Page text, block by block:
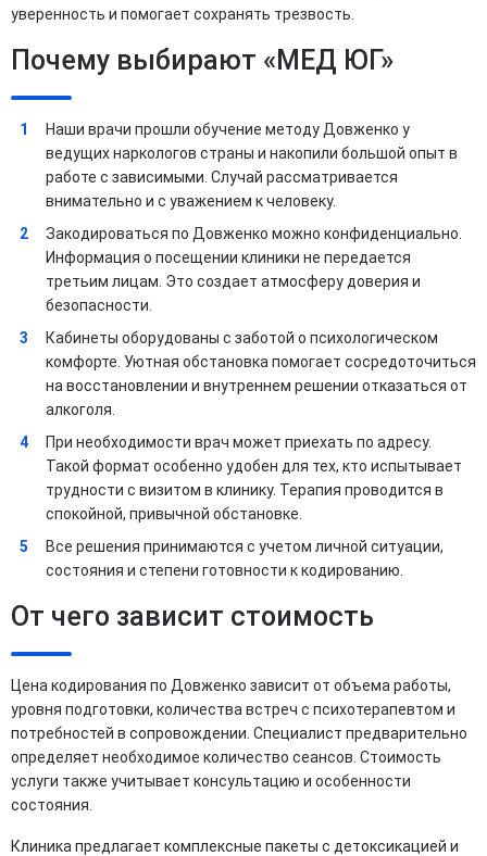
уверенность и помогает сохранять трезвость.
Почему выбирают «МЕД ЮГ»
Наши врачи прошли обучение методу Довженко у
ведущих наркологов страны и накопили большой опыт в
работе с зависимыми. Случай рассматривается
внимательно и с уважением к человеку.
Закодироваться по Довженко можно конфиденциально.
Информация о посещении клиники не передается
третьим лицам. Это создает атмосферу доверия и
безопасности.
Кабинеты оборудованы с заботой о психологическом
комфорте. Уютная обстановка помогает сосредоточиться
на восстановлении и внутреннем решении отказаться от
алкоголя.
При необходимости врач может приехать по адресу.
Такой формат особенно удобен для тех, кто испытывает
трудности с визитом в клинику. Терапия проводится в
спокойной, привычной обстановке.
Все решения принимаются с учетом личной ситуации,
состояния и степени готовности к кодированию.
От чего зависит стоимость
Цена кодирования по Довженко зависит от объема работы,
уровня подготовки, количества встреч с психотерапевтом и
потребностей в сопровождении. Специалист предварительно
определяет необходимое количество сеансов. Стоимость
услуги также учитывает консультацию и особенности
состояния.
Клиника предлагает комплексные пакеты с детоксикацией и